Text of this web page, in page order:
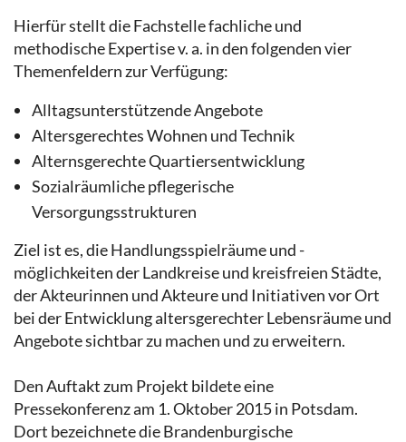
Hierfür stellt die Fachstelle fachliche und
methodische Expertise v. a. in den folgenden vier
Themenfeldern zur Verfügung:
Alltagsunterstützende Angebote
Altersgerechtes Wohnen und Technik
Alternsgerechte Quartiersentwicklung
Sozialräumliche pflegerische
Versorgungsstrukturen
Ziel ist es, die Handlungsspielräume und -
möglichkeiten der Landkreise und kreisfreien Städte,
der Akteurinnen und Akteure und Initiativen vor Ort
bei der Entwicklung altersgerechter Lebensräume und
Angebote sichtbar zu machen und zu erweitern.
Den Auftakt zum Projekt bildete eine
Pressekonferenz am 1. Oktober 2015 in Potsdam.
Dort bezeichnete die Brandenburgische